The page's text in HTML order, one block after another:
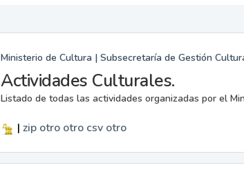
Ministerio de Cultura | Subsecretaría de Gestión
Actividades Culturales.
Listado de todas las actividades organizadas por el
| zip otro otro csv otro